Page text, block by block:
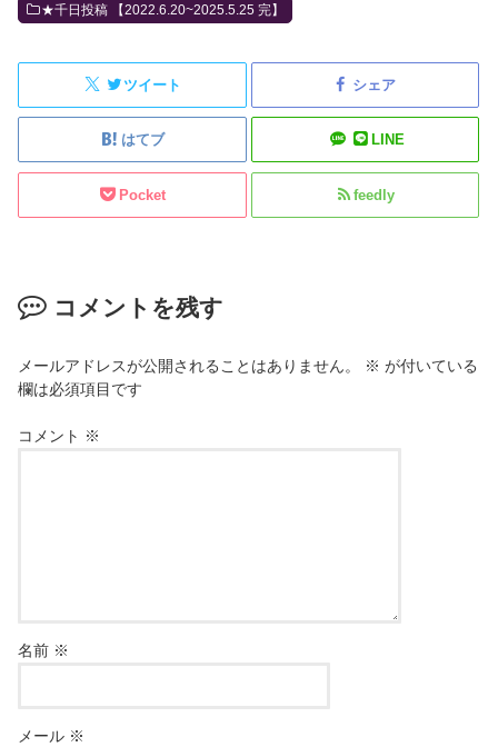
★千日投稿 【2022.6.20~2025.5.25 完】
ツイート シェア
はてブ LINE
Pocket feedly
コメントを残す
メールアドレスが公開されることはありません。 ※ が付いている
欄は必須項目です
コメント ※
名前 ※
メール ※